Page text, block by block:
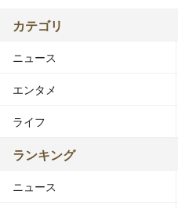
カテゴリ
ニュース
エンタメ
ライフ
ランキング
ニュース